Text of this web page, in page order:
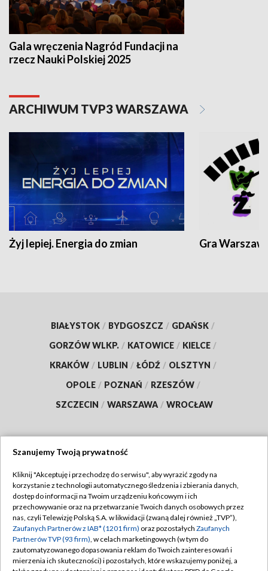
Gala wręczenia Nagród Fundacji na
rzecz Nauki Polskiej 2025
ARCHIWUM TVP3 WARSZAWA
Żyj lepiej. Energia do zmian Gra
BIAŁYSTOK / BYDGOSZCZ / GDAŃSK /
GORZÓW WLKP. / KATOWICE / KIELCE /
KRAKÓW / LUBLIN / ŁÓDŹ / OLSZTYN /
OPOLE / POZNAŃ / RZESZÓW /
SZCZECIN / WARSZAWA / WROCŁAW
TVP
Abonament TVP
Emisja w TVP
Centrum informacji TVP
Naziemna Telewizja Cyfrowa
Regulamin TVP
Polityka prywatności
Moje zgody
Pomoc
Szanujemy Twoją prywatność
Kliknij "Akceptuję i przechodzę do serwisu", aby wyrazić zgody na
korzystanie z technologii automatycznego śledzenia i zbierania danych,
dostęp do informacji na Twoim urządzeniu końcowym i ich
przechowywanie oraz na przetwarzanie Twoich danych osobowych przez
nas, czyli Telewizję Polską S.A. w likwidacji (zwaną dalej również „TVP”),
Zaufanych Partnerów z IAB* (1201 firm) oraz pozostałych Zaufanych
Partnerów TVP (93 firm), w celach marketingowych (w tym do
zautomatyzowanego dopasowania reklam do Twoich zainteresowań i
mierzenia ich skuteczności) i pozostałych, które wskazujemy poniżej, a